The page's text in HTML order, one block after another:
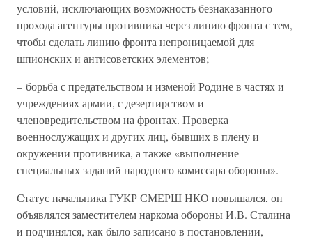
условий, исключающих возможность безнаказанного
прохода агентуры противника через линию фронта с тем,
чтобы сделать линию фронта непроницаемой для
шпионских и антисоветских элементов;
– борьба с предательством и изменой Родине в частях и
учреждениях армии, с дезертирством и
членовредительством на фронтах. Проверка
военнослужащих и других лиц, бывших в плену и
окружении противника, а также «выполнение
специальных заданий народного комиссара обороны».
Статус начальника ГУКР СМЕРШ НКО повышался, он
объявлялся заместителем наркома обороны И.В. Сталина
и подчинялся, как было записано в постановлении,